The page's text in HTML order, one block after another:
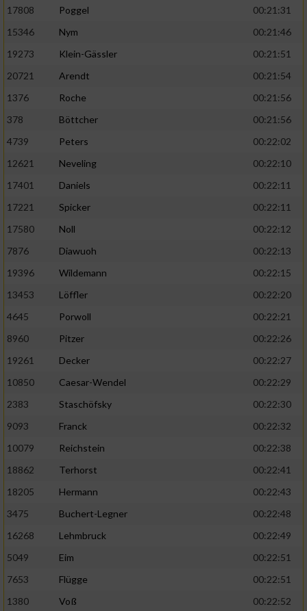
17808
Poggel
00:21:31
15346
Nym
00:21:46
19273
Klein-Gässler
00:21:51
20721
Arendt
00:21:54
1376
Roche
00:21:56
378
Böttcher
00:21:56
4739
Peters
00:22:02
12621
Neveling
00:22:10
17401
Daniels
00:22:11
17221
Spicker
00:22:11
17580
Noll
00:22:12
7876
Diawuoh
00:22:13
19396
Wildemann
00:22:15
13453
Löffler
00:22:20
4645
Porwoll
00:22:21
8960
Pitzer
00:22:26
19261
Decker
00:22:27
10850
Caesar-Wendel
00:22:29
2383
Staschöfsky
00:22:30
9093
Franck
00:22:32
10079
Reichstein
00:22:38
18862
Terhorst
00:22:41
18205
Hermann
00:22:43
3475
Buchert-Legner
00:22:48
16268
Lehmbruck
00:22:49
5049
Eim
00:22:51
7653
Flügge
00:22:51
1380
Voß
00:22:52